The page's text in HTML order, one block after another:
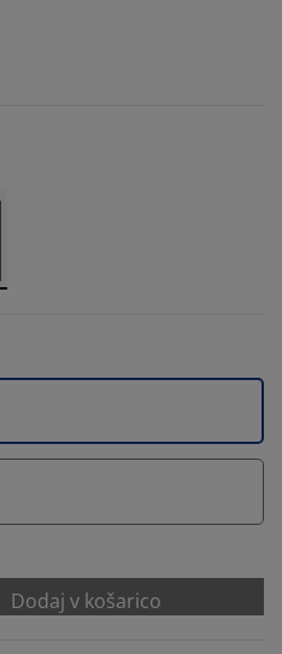
Dodaj v košarico